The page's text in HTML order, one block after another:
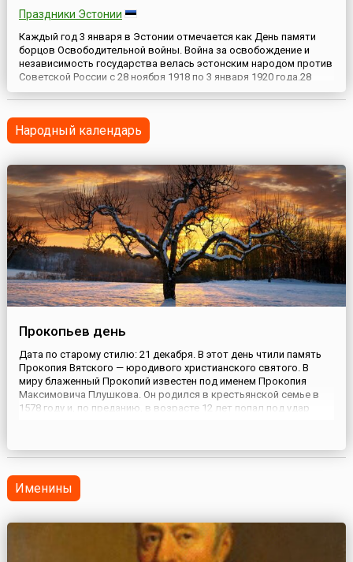
Праздники Эстонии
Каждый год 3 января в Эстонии отмечается как День памяти
борцов Освободительной войны. Война за освобождение и
независимость государства велась эстонским народом против
Советской России с 28 ноября 1918 по 3 января 1920 года.28
ноября Красная армия в составе двух дивизий перешла границу
Эстонии. Численность армии составляла около 12 тысяч
человек. Красная армия прошла крупнейшие эстонские ...
Народный календарь
Прокопьев день
Дата по старому стилю: 21 декабря. В этот день чтили память
Прокопия Вятского — юродивого христианского святого. В
миру блаженный Прокопий известен под именем Прокопия
Максимовича Плушкова. Он родился в крестьянской семье в
1578 году и, по преданию, в возрасте 12 лет попал под удар
монасты...
Именины